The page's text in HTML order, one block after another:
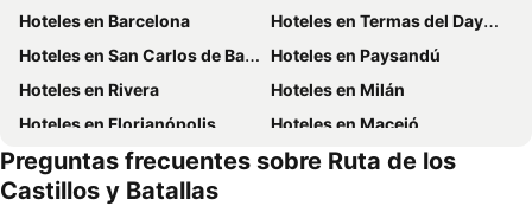
Hoteles en Barcelona
Hoteles en Termas del Dayman
Hoteles en San Carlos de Bariloche
Hoteles en Paysandú
Hoteles en Rivera
Hoteles en Milán
Hoteles en Florianópolis
Hoteles en Maceió
Hoteles en Mendoza Capital
Hoteles en Roma
Hoteles en Petrópolis
Preguntas frecuentes sobre Ruta de los
Castillos y Batallas